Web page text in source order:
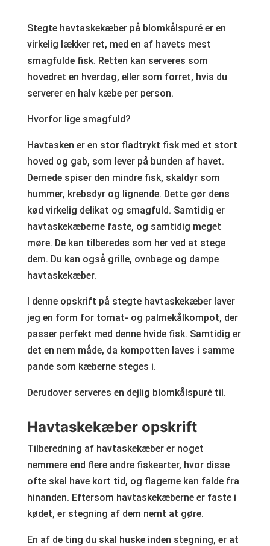
Stegte havtaskekæber på blomkålspuré er en
virkelig lækker ret, med en af havets mest
smagfulde fisk. Retten kan serveres som
hovedret en hverdag, eller som forret, hvis du
serverer en halv kæbe per person.
Hvorfor lige smagfuld?
Havtasken er en stor fladtrykt fisk med et stort
hoved og gab, som lever på bunden af havet.
Dernede spiser den mindre fisk, skaldyr som
hummer, krebsdyr og lignende. Dette gør dens
kød virkelig delikat og smagfuld. Samtidig er
havtaskekæberne faste, og samtidig meget
møre. De kan tilberedes som her ved at stege
dem. Du kan også grille, ovnbage og dampe
havtaskekæber.
I denne opskrift på stegte havtaskekæber laver
jeg en form for tomat- og palmekålkompot, der
passer perfekt med denne hvide fisk. Samtidig er
det en nem måde, da kompotten laves i samme
pande som kæberne steges i.
Derudover serveres en dejlig blomkålspuré til.
Havtaskekæber opskrift
Tilberedning af havtaskekæber er noget
nemmere end flere andre fiskearter, hvor disse
ofte skal have kort tid, og flagerne kan falde fra
hinanden. Eftersom havtaskekæberne er faste i
kødet, er stegning af dem nemt at gøre.
En af de ting du skal huske inden stegning, er at